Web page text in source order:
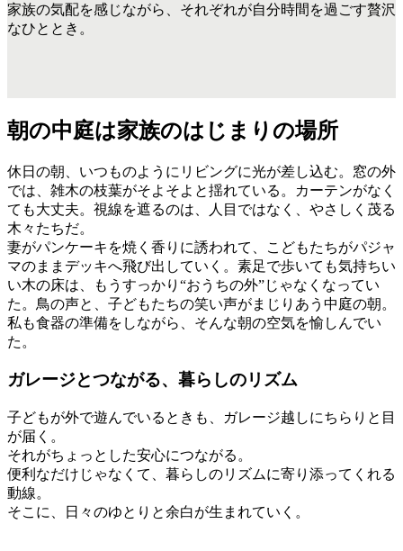
家族の気配を感じながら、それぞれが自分時間を過ごす贅沢
なひととき。
朝の中庭は家族のはじまりの場所
休日の朝、いつものようにリビングに光が差し込む。窓の外
では、雑木の枝葉がそよそよと揺れている。カーテンがなく
ても大丈夫。視線を遮るのは、人目ではなく、やさしく茂る
木々たちだ。
妻がパンケーキを焼く香りに誘われて、こどもたちがパジャ
マのままデッキへ飛び出していく。素足で歩いても気持ちい
い木の床は、もうすっかり“おうちの外”じゃなくなってい
た。鳥の声と、子どもたちの笑い声がまじりあう中庭の朝。
私も食器の準備をしながら、そんな朝の空気を愉しんでい
た。
ガレージとつながる、暮らしのリズム
子どもが外で遊んでいるときも、ガレージ越しにちらりと目
が届く。
それがちょっとした安心につながる。
便利なだけじゃなくて、暮らしのリズムに寄り添ってくれる
動線。
そこに、日々のゆとりと余白が生まれていく。